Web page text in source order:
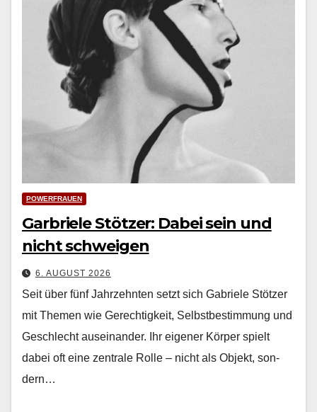
POWERFRAUEN
Garbriele Stötzer: Dabei sein und
nicht schweigen
6. AUGUST 2026
Seit über fünf Jahrzehn­ten set­zt sich Gabriele Stötzer
mit The­men wie Gerechtigkeit, Selb­st­bes­tim­mung und
Geschlecht auseinan­der. Ihr eigen­er Kör­p­er spielt
dabei oft eine zen­trale Rolle – nicht als Objekt, son­
dern…